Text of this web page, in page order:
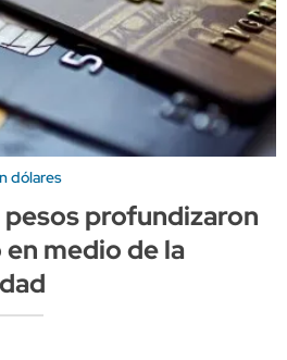
dólares
profundizaron
medio de la